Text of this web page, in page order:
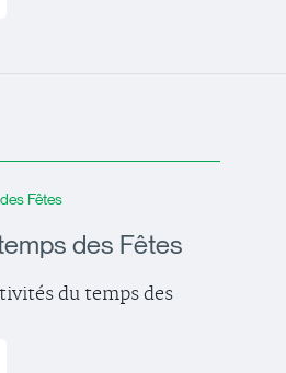
des Fêtes
du temps des